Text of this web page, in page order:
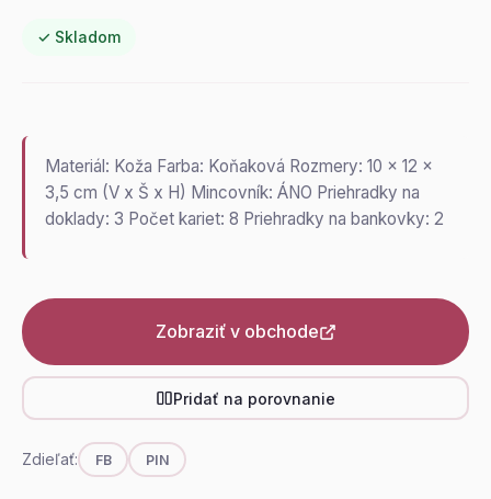
✓ Skladom
Materiál: Koža Farba: Koňaková Rozmery: 10 x 12 x
3,5 cm (V x Š x H) Mincovník: ÁNO Priehradky na
doklady: 3 Počet kariet: 8 Priehradky na bankovky: 2
Zobraziť v obchode
Pridať na porovnanie
Zdieľať: FB PIN